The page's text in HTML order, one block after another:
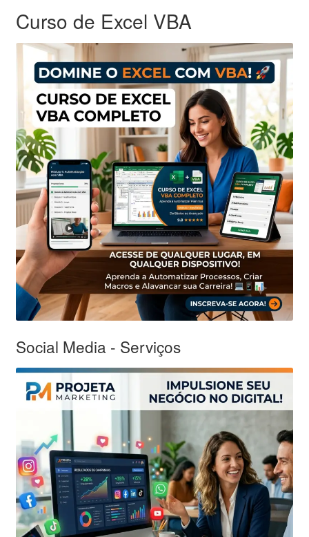
Curso de Excel VBA
Social Media - Serviços